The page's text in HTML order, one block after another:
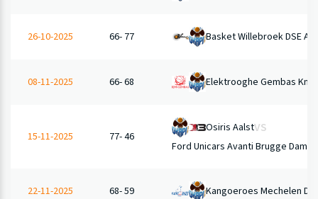
26-10-2025 66- 77 Basket Willebroek DSE A
08-11-2025 66- 68 Elektrooghe Gembas
15-11-2025 77- 46
Osiris AalstVS
Ford Unicars Avanti Brugge Dames
22-11-2025 68- 59 Kangoeroes Mechelen